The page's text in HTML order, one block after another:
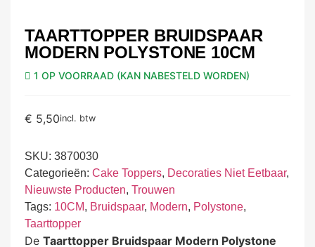
TAARTTOPPER BRUIDSPAAR
MODERN POLYSTONE 10CM
1 OP VOORRAAD (KAN NABESTELD WORDEN)
€ 5,50incl. btw
SKU: 3870030
Categorieën: Cake Toppers, Decoraties Niet Eetbaar,
Nieuwste Producten, Trouwen
Tags: 10CM, Bruidspaar, Modern, Polystone,
Taarttopper
De Taarttopper Bruidspaar Modern Polystone